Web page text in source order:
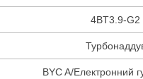
4BT3.9-G2
BYC A/Електронний